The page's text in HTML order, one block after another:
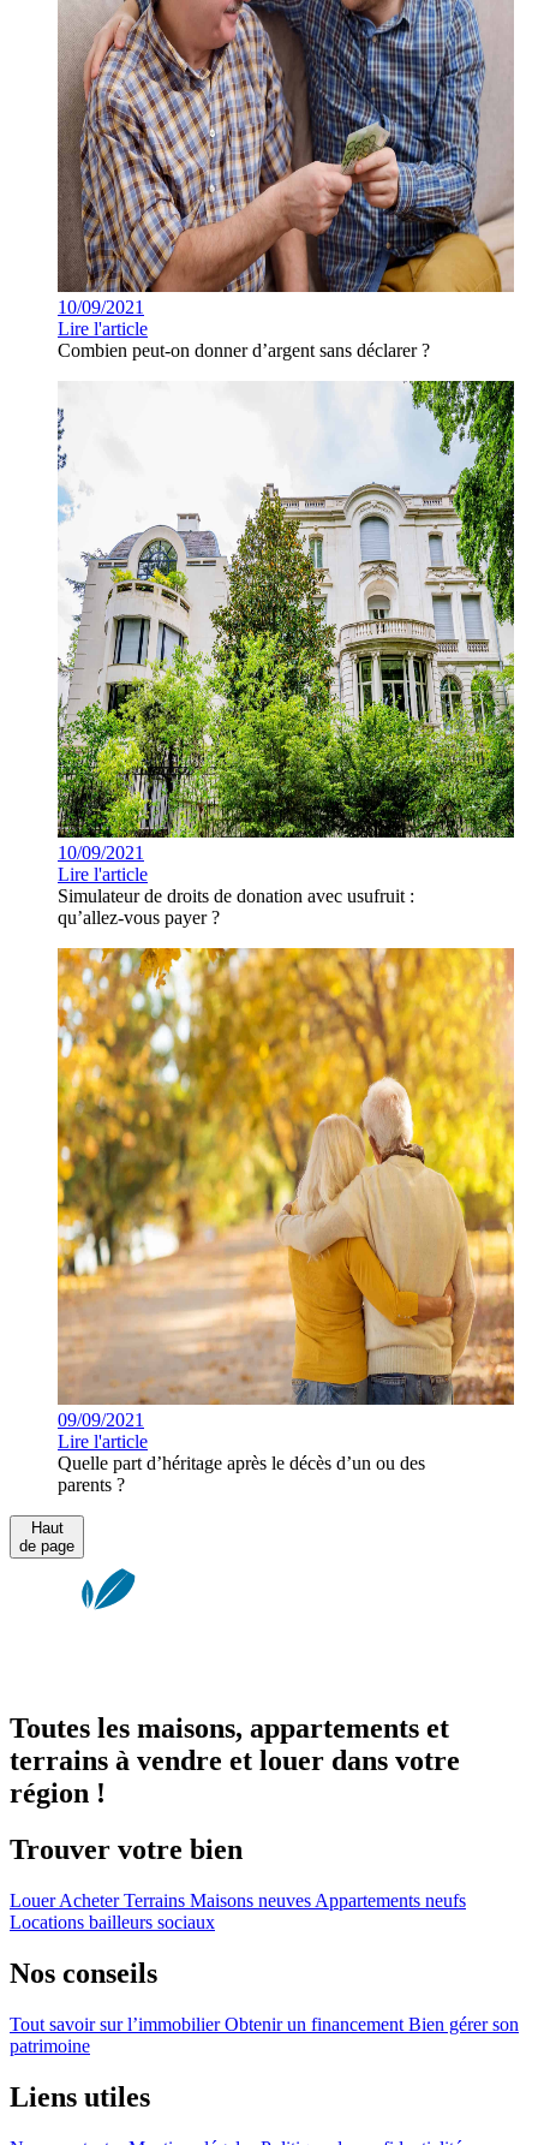
10/09/2021
Lire l'article
Combien peut-on donner d’argent sans déclarer ?
10/09/2021
Lire l'article
Simulateur de droits de donation avec usufruit :
qu’allez-vous payer ?
09/09/2021
Lire l'article
Quelle part d’héritage après le décès d’un ou des
parents ?
Haut
de page
Toutes les maisons, appartements et
terrains à vendre et louer dans votre
région !
Trouver votre bien
LouerAcheterTerrains Maisons neuves Appartements neufs
Locations bailleurs sociaux
Nos conseils
Tout savoir sur l’immobilierObtenir un financement Bien gérer son
patrimoine
Liens utiles